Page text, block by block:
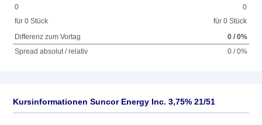
0
für 0 Stück
0
für 0 Stück
Differenz zum Vortag
0 / 0%
Spread absolut / relativ
0 / 0%
Kursinformationen Suncor Energy Inc. 3,75% 21/51